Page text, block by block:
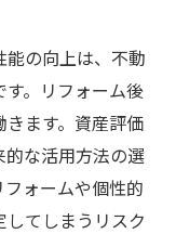
の向上は、不動
。リフォーム後
ます。資産評価
な活用方法の選
ォームや個性的
てしまうリスク